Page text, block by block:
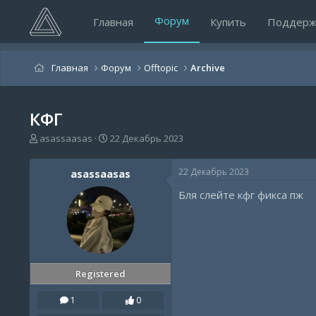
Главная Форум Купить
Главная Форум Offtopic Archive
КФГ
А
т
asassaasas
Д
т
а
н
а
ч
а
л
а
22 Декабрь 2023
asassaasas
Registered
1 0
22 Декабрь 2023
Бля слейте кфг фикса пж